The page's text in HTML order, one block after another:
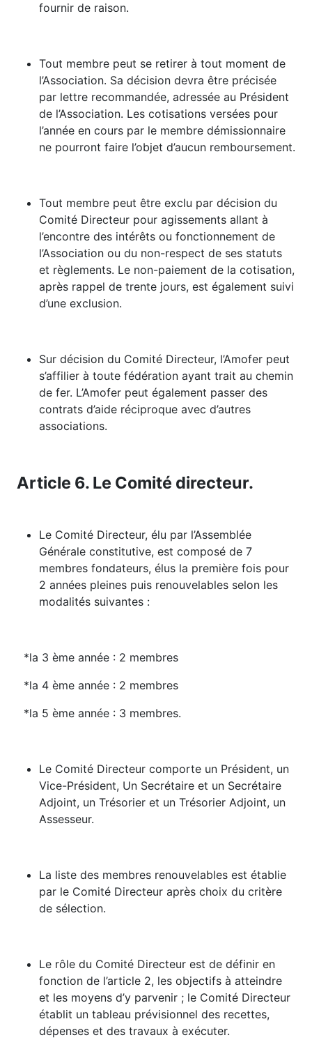
fournir de raison.
Tout membre peut se retirer à tout moment de
l’Association. Sa décision devra être précisée
par lettre recommandée, adressée au Président
de l’Association. Les cotisations versées pour
l’année en cours par le membre démissionnaire
ne pourront faire l’objet d’aucun remboursement.
Tout membre peut être exclu par décision du
Comité Directeur pour agissements allant à
l’encontre des intérêts ou fonctionnement de
l’Association ou du non-respect de ses statuts
et règlements. Le non-paiement de la cotisation,
après rappel de trente jours, est également suivi
d’une exclusion.
Sur décision du Comité Directeur, l’Amofer peut
s’affilier à toute fédération ayant trait au chemin
de fer. L’Amofer peut également passer des
contrats d’aide réciproque avec d’autres
associations.
Article 6. Le Comité directeur.
Le Comité Directeur, élu par l’Assemblée
Générale constitutive, est composé de 7
membres fondateurs, élus la première fois pour
2 années pleines puis renouvelables selon les
modalités suivantes :
*la 3 ème année : 2 membres
*la 4 ème année : 2 membres
*la 5 ème année : 3 membres.
Le Comité Directeur comporte un Président, un
Vice-Président, Un Secrétaire et un Secrétaire
Adjoint, un Trésorier et un Trésorier Adjoint, un
Assesseur.
La liste des membres renouvelables est établie
par le Comité Directeur après choix du critère
de sélection.
Le rôle du Comité Directeur est de définir en
fonction de l’article 2, les objectifs à atteindre
et les moyens d’y parvenir ; le Comité Directeur
établit un tableau prévisionnel des recettes,
dépenses et des travaux à exécuter.